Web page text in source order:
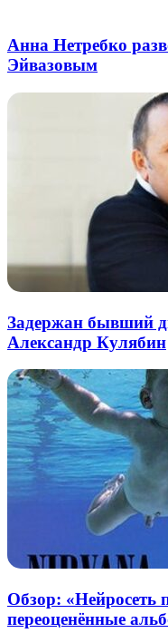
Анна Нетребко
Эйвазовым
Задержан бывший
Александр Кулябин
Обзор: «Нейросеть
переоценённые